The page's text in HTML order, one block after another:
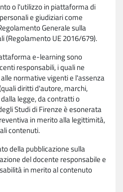
o l'utilizzo in piattaforma di
e giudiziari come
Generale sulla
(Regolamento UE 2016/679).
e-learning sono
responsabili, i quali ne
normative vigenti e l'assenza
diritti d'autore, marchi,
legge, da contratti o
Studi di Firenze è esonerata
in merito alla legittimità,
contenuti.
della pubblicazione sulla
del docente responsabile e
in merito al contenuto